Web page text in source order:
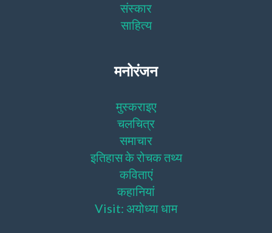
संस्कार
साहित्य
मनोरंजन
मुस्कराइए
चलचित्र
समाचार
इतिहास के रोचक तथ्य
कविताएं
कहानियां
Visit: अयोध्या धाम